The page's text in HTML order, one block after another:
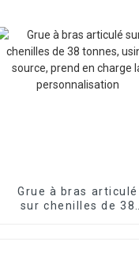
Grue à bras articulé
sur chenilles de 38